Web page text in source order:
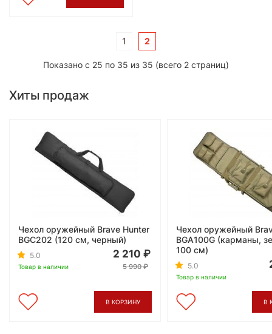
1 2
Показано с 25 по 35 из 35 (всего 2 страниц)
Хиты продаж
Чехол оружейный Brave Hunter
BGC202 (120 см, черный)
5.0
Товар в наличии
2 210
5 990
В КОРЗИНУ
Чехол оружейный
BGA100G (карманы,
100 см)
5.0
Товар в наличии
В